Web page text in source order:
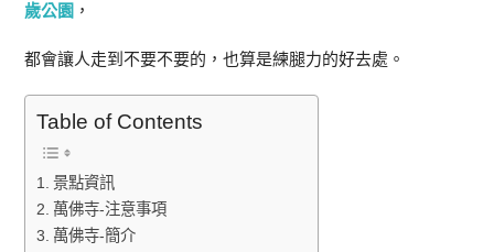
歲公園 ，
都會讓人走到不要不要的，也算是練腿力的好去處。
Table of Contents
景點資訊
萬佛寺-注意事項
萬佛寺-簡介